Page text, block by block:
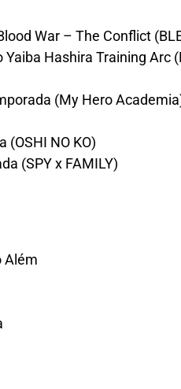
War – The Conflict
Hashira Training Arc
(My Hero
(OSHI NO KO)
(SPY x FAMILY)
Além